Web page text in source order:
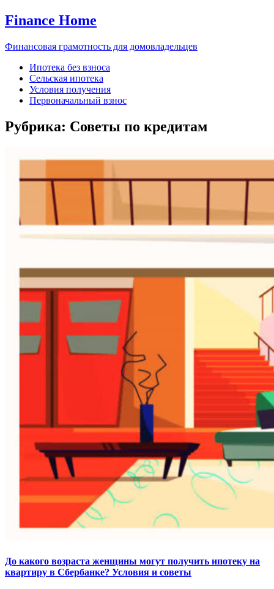
Finance Home
Финансовая грамотность для домовладельцев
Ипотека без взноса
Сельская ипотека
Условия получения
Первоначальный взнос
Рубрика: Советы по кредитам
До какого возраста женщины могут получить ипотеку на
квартиру в Сбербанке? Условия и советы